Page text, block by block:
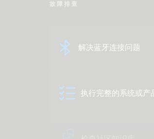
故障排查
解决蓝牙连接问题
执行完整的系统或产